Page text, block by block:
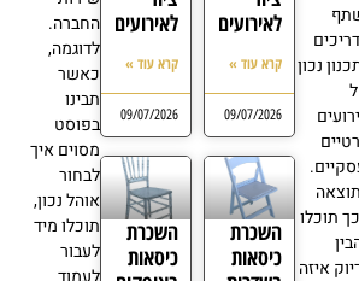
נכון
תוכלו
איזה
לאירועים
קרא עוד »
09/07/2026
לאירועים
קרא עוד »
09/07/2026
השכרת
כיסאות
השכרת
כיסאות
החברה.
לדוגמה,
כאשר
תבינו
בפוסט
מסוים איך
לבחור
אוהל נכון,
תוכלו מיד
לעבור
לעמוד